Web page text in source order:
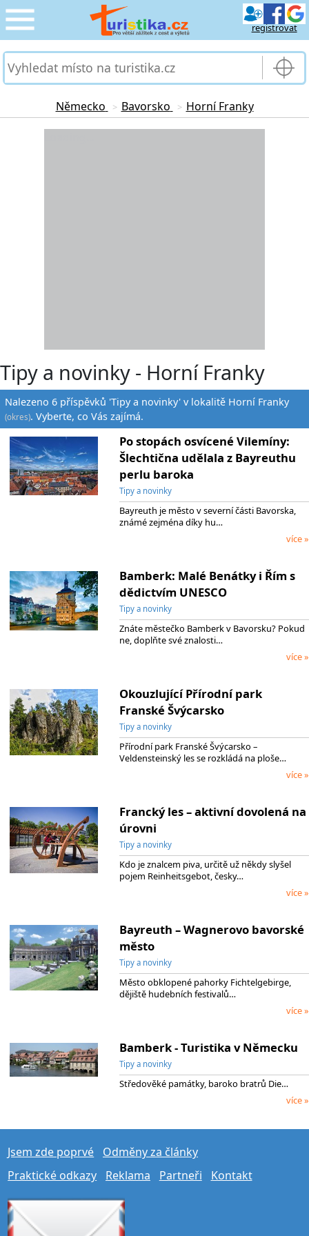
registrovat
CESTOVÁNÍ
PRO TURISTY
Německo > Bavorsko > Horní Franky
Tipy a novinky - Horní Franky
Nalezeno 6 příspěvků 'Tipy a novinky' v lokalitě Horní Franky
(okres). Vyberte, co Vás zajímá.
Po stopách osvícené Vilemíny:
Šlechtična udělala z Bayreuthu
perlu baroka
Tipy a novinky
Bayreuth je město v severní části Bavorska,
známé zejména díky hu…
více »
Bamberk: Malé Benátky i Řím s
dědictvím UNESCO
Tipy a novinky
Znáte městečko Bamberk v Bavorsku? Pokud
ne, doplňte své znalosti…
více »
Okouzlující Přírodní park
Franské Švýcarsko
Tipy a novinky
Přírodní park Franské Švýcarsko –
Veldensteinský les se rozkládá na ploše…
více »
Francký les – aktivní dovolená na
úrovni
Tipy a novinky
Kdo je znalcem piva, určitě už někdy slyšel
pojem Reinheitsgebot, česky…
více »
Bayreuth – Wagnerovo bavorské
město
Tipy a novinky
Město obklopené pahorky Fichtelgebirge,
dějiště hudebních festivalů…
více »
Bamberk - Turistika v Německu
Tipy a novinky
Středověké památky, baroko bratrů Die…
více »
Jsem zde poprvé
Odměny za články
Praktické odkazy
Reklama Partneři Kontakt